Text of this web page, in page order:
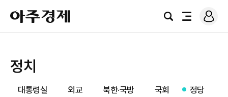
아
주
경
검
전
로
그
정치
대통령실 외교 북한·국방 국회 정당